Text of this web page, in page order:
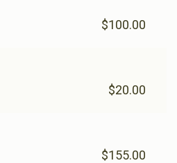
$100.00
$20.00
$155.00